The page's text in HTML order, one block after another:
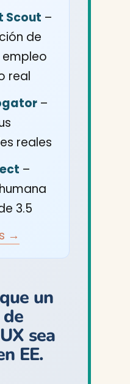
Scout –
de
real
–
reales
–
3.5
→
un
sea
EE.